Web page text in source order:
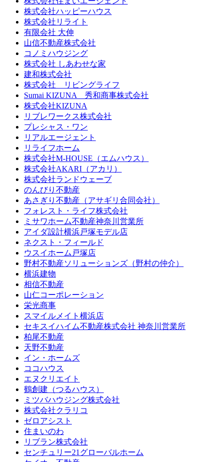
株式会社ハッピーハウス
株式会社リライト
有限会社 大伸
山信不動産株式会社
コノミハウジング
株式会社 しあわせな家
建和株式会社
株式会社 リビングライフ
Sumai KIZUNA 秀和商事株式会社
株式会社KIZUNA
リブレワークス株式会社
プレシャス・ワン
リアルエージェント
リライフホーム
株式会社M-HOUSE（エムハウス）
株式会社AKARI（アカリ）
株式会社ランドウェーブ
のんびり不動産
あさぎり不動産（アサギリ合同会社）
フォレスト・ライフ株式会社
ミサワホーム不動産神奈川営業所
アイダ設計横浜戸塚モデル店
ネクスト・フィールド
ウスイホーム戸塚店
野村不動産ソリューションズ（野村の仲介）
横浜建物
相信不動産
山仁コーポレーション
栄光商事
スマイルメイト横浜店
セキスイハイム不動産株式会社 神奈川営業所
柏尾不動産
天野不動産
イン・ホームズ
ココハウス
エヌクリエイト
鶴創建（つるハウス）
ミツバハウジング株式会社
株式会社クラリコ
ゼロアシスト
住まいのわ
リブラン株式会社
センチュリー21グローバルホーム